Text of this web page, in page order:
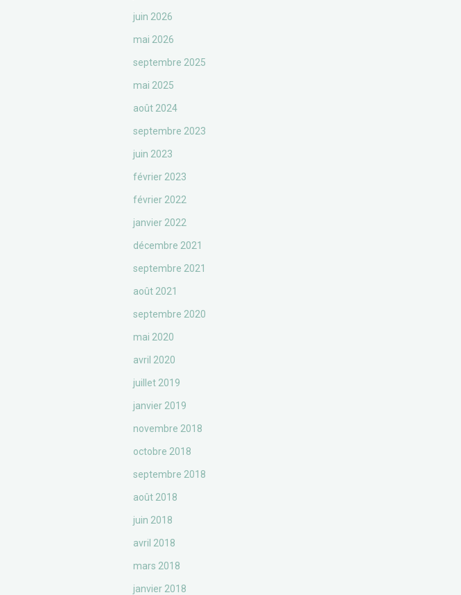
juin 2026
mai 2026
septembre 2025
mai 2025
août 2024
septembre 2023
juin 2023
février 2023
février 2022
janvier 2022
décembre 2021
septembre 2021
août 2021
septembre 2020
mai 2020
avril 2020
juillet 2019
janvier 2019
novembre 2018
octobre 2018
septembre 2018
août 2018
juin 2018
avril 2018
mars 2018
janvier 2018